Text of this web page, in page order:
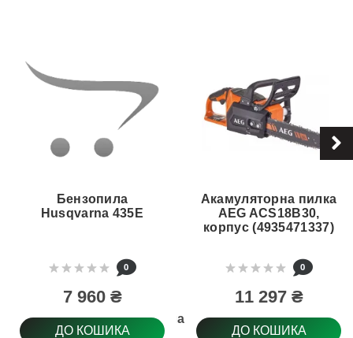
Клас
Бензопила
Husqvarna 435Е
0
7 960 ₴
ДО КОШИКА
Акамуляторна пилка
AEG ACS18B30,
корпус (4935471337)
0
11 297 ₴
ДО КОШИКА